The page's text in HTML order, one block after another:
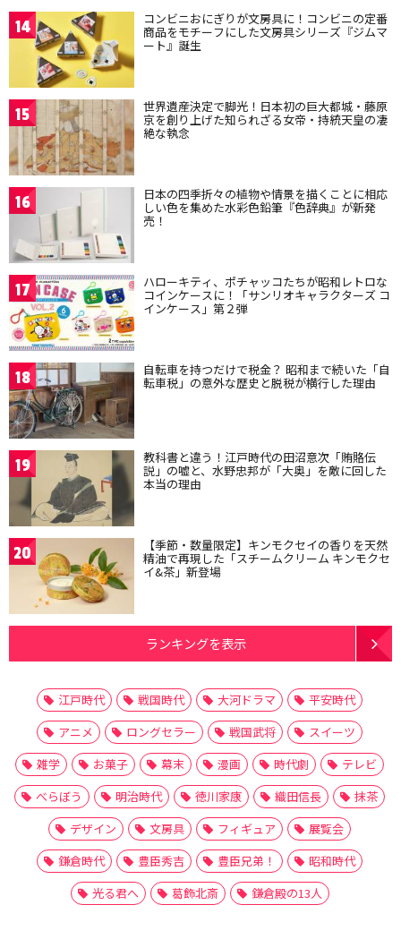
14 コンビニおにぎりが文房具に！コンビニの定番
商品をモチーフにした文房具シリーズ『ジムマ
ート』誕生
15 世界遺産決定で脚光！日本初の巨大都城・藤原
京を創り上げた知られざる女帝・持統天皇の凄
絶な執念
16 日本の四季折々の植物や情景を描くことに相応
しい色を集めた水彩色鉛筆『色辞典』が新発
売！
17 ハローキティ、ポチャッコたちが昭和レトロな
コインケースに！「サンリオキャラクターズ コ
インケース」第２弾
18 自転車を持つだけで税金？ 昭和まで続いた「自
転車税」の意外な歴史と脱税が横行した理由
19 教科書と違う！江戸時代の田沼意次「賄賂伝
説」の嘘と、水野忠邦が「大奥」を敵に回した
本当の理由
20 【季節・数量限定】キンモクセイの香りを天然
精油で再現した「スチームクリーム キンモクセ
イ&茶」新登場
ランキングを表示
江戸時代 戦国時代 大河ドラマ
平安時代
アニメ
ロングセラー 戦国武将
スイーツ
雑学
お菓子 幕末 漫画 時代劇
テレビ
べらぼう
明治時代 徳川家康 織田信長
抹茶
デザイン
文房具 フィギュア
展覧会
鎌倉時代
豊臣秀吉 豊臣兄弟！
昭和時代
光る君へ
葛飾北斎 鎌倉殿の13人